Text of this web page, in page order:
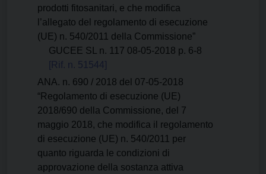
prodotti fitosanitari, e che modifica
l’allegato del regolamento di esecuzione
(UE) n. 540/2011 della Commissione”
GUCEE SL n. 117 08-05-2018 p. 6-8
[Rif. n. 51544]
ANA. n. 690 / 2018 del 07-05-2018
“Regolamento di esecuzione (UE)
2018/690 della Commissione, del 7
maggio 2018, che modifica il regolamento
di esecuzione (UE) n. 540/2011 per
quanto riguarda le condizioni di
approvazione della sostanza attiva